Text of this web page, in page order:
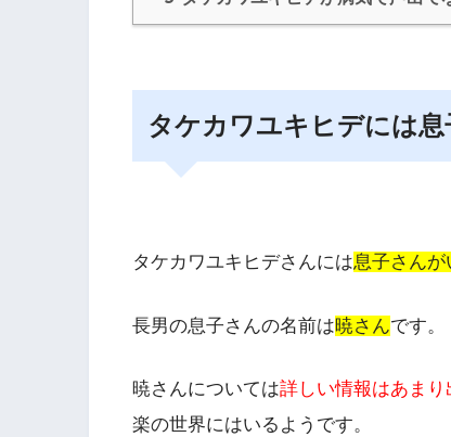
タケカワユキヒデには
タケカワユキヒデさんには息子さんが
長男の息子さんの名前は暁さんです。
暁さんについては詳しい情報はあま
楽の世界にはいるようです。